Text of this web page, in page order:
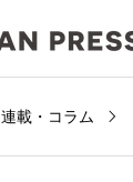
連載・コラム